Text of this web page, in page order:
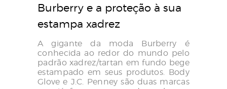
Burberry e a proteção à sua
estampa xadrez
A gigante da moda Burberry é
conhecida ao redor do mundo pelo
padrão xadrez/tartan em fundo bege
estampado em seus produtos. Body
Glove e J.C. Penney são duas marcas